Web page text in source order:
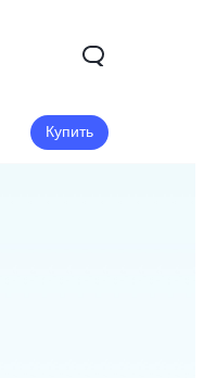
Купить